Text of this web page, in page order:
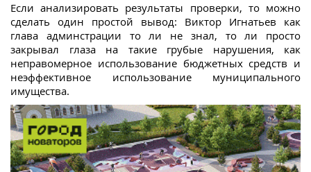
Если анализировать результаты проверки, то можно
сделать один простой вывод: Виктор Игнатьев как
глава админстрации то ли не знал, то ли просто
закрывал глаза на такие грубые нарушения, как
неправомерное использование бюджетных средств и
неэффективное использование муниципального
имущества.